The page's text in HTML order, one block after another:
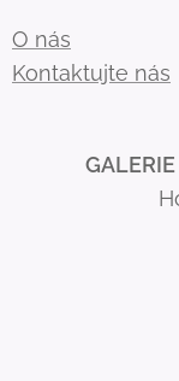
O nás
Kontaktujte nás
GALERIE